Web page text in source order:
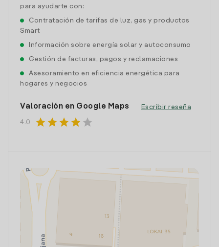
para ayudarte con:
Contratación de tarifas de luz, gas y productos
Smart
Información sobre energía solar y autoconsumo
Gestión de facturas, pagos y reclamaciones
Asesoramiento en eficiencia energética para
hogares y negocios
Valoración en Google Maps
4.0 starstarstarstar star
Escribir reseña